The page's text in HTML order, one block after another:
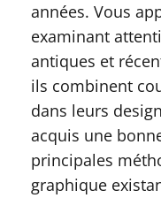
années. Vous
examinant
antiques et
ils combinent
dans leurs
acquis une
principales
graphique